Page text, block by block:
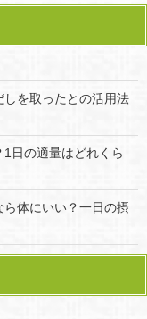
を取ったとの活用法
日の適量はどれくら
体にいい？一日の摂